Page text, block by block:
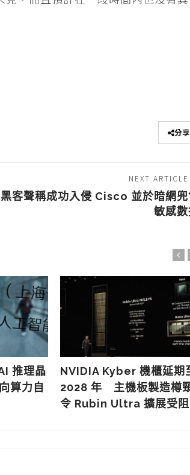
分享
NEXT ARTICLE
黑客聲稱成功入侵 Cisco 並於暗網兜
敏感數
推理晶
算力自
NVIDIA Kyber 機櫃延期
2028 年 主機板製造樽
令 Rubin Ultra 擴展受阻